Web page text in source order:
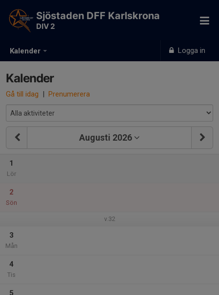
Kalender Logga in
Sjöstaden DFF Karlskrona
DIV 2
Kalender
Gå till idag | Prenumerera
Augusti 2026
1
Lör
2
Sön
v.32
3
Mån
4
Tis
5